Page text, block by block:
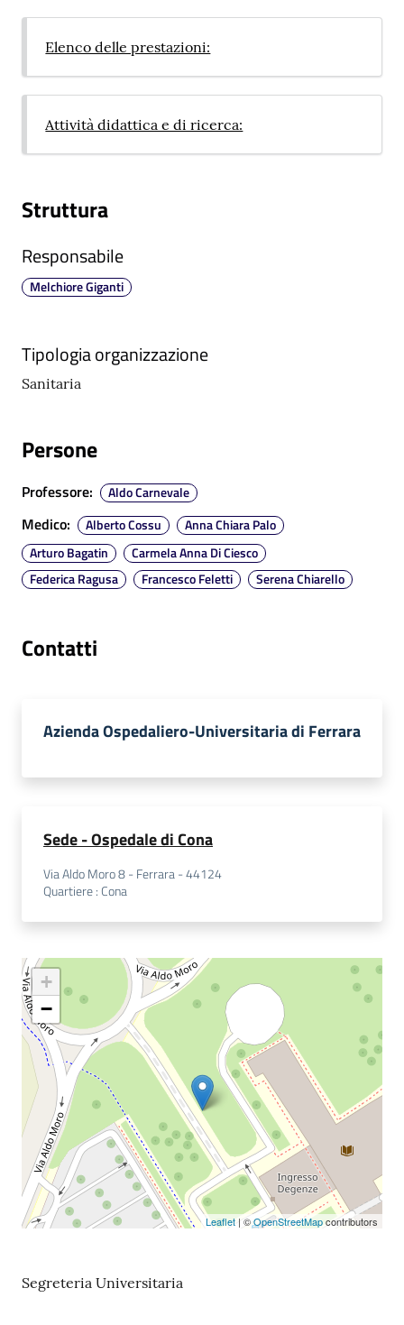
A
i
t
r
a
o
n
r
s
a
r
e
e
Elenco delle prestazioni:
Attività didattica e di ricerca:
Struttura
Responsabile
Melchiore Giganti
Tipologia organizzazione
Sanitaria
Persone
Professore: Aldo Carnevale
Medico: Alberto Cossu
Anna Chiara Palo
Arturo Bagatin
Carmela Anna Di Ciesco
Federica Ragusa
Francesco Feletti Serena Chiarello
Contatti
Azienda Ospedaliero-Universitaria di Ferrara
Sede - Ospedale di Cona
Via Aldo Moro 8 - Ferrara - 44124
Quartiere: Cona
+
−
Leaflet| ©OpenStreetMapcontributors
Segreteria Universitaria